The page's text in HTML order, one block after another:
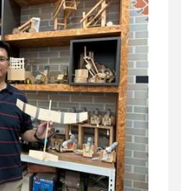
目中，陳理事
，也談到個人對土地、
過他的故事，我們看到
的生命力，也提醒我
要一代又一代默默耕耘
集節目，走進澀水的山
溫度與力量。